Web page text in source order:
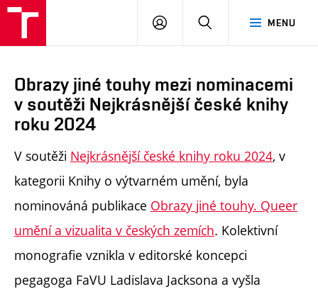
MENU
PŘIHLÁSIT
Obrazy jiné touhy mezi nominacemi
v soutěži Nejkrásnější české knihy
roku 2024
V soutěži Nejkrásnější české knihy roku 2024, v
kategorii Knihy o výtvarném umění, byla
nominováná publikace Obrazy jiné touhy. Queer
umění a vizualita v českých zemích. Kolektivní
monografie vznikla v editorské koncepci
pegagoga FaVU Ladislava Jacksona a vyšla